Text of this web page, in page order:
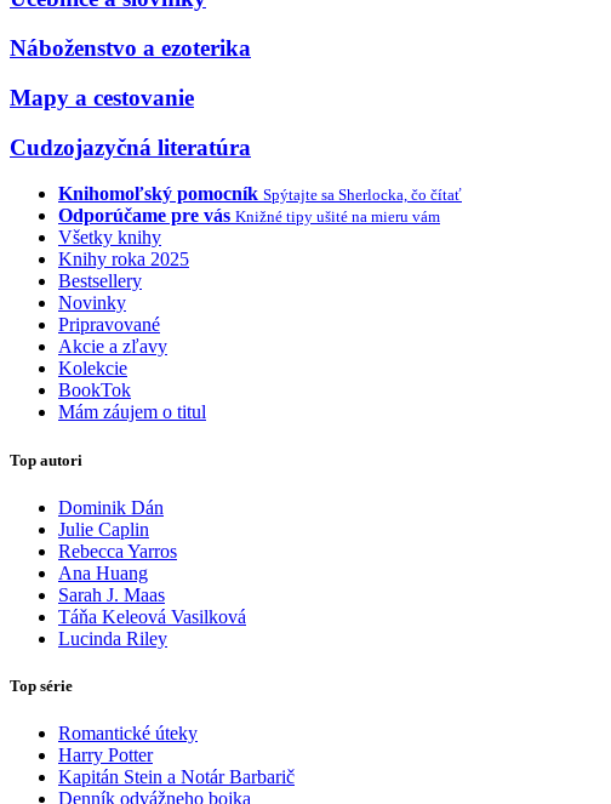
Náboženstvo a ezoterika
Mapy a cestovanie
Cudzojazyčná literatúra
Knihomoľský pomocník Spýtajte sa Sherlocka, čo čítať
Odporúčame pre vás Knižné tipy ušité na mieru vám
Všetky knihy
Knihy roka 2025
Bestsellery
Novinky
Pripravované
Akcie a zľavy
Kolekcie
BookTok
Mám záujem o titul
Top autori
Dominik Dán
Julie Caplin
Rebecca Yarros
Ana Huang
Sarah J. Maas
Táňa Keleová Vasilková
Lucinda Riley
Top série
Romantické úteky
Harry Potter
Kapitán Stein a Notár Barbarič
Denník odvážneho bojka